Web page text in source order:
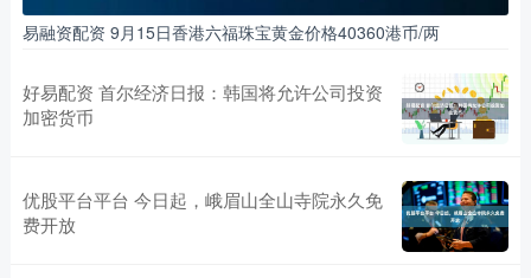
易融资配资 9月15日香港六福珠宝黄金价格40360港币/两
好易配资 首尔经济日报：韩国将允许公司投资
加密货币
优股平台平台 今日起，峨眉山全山寺院永久免
费开放